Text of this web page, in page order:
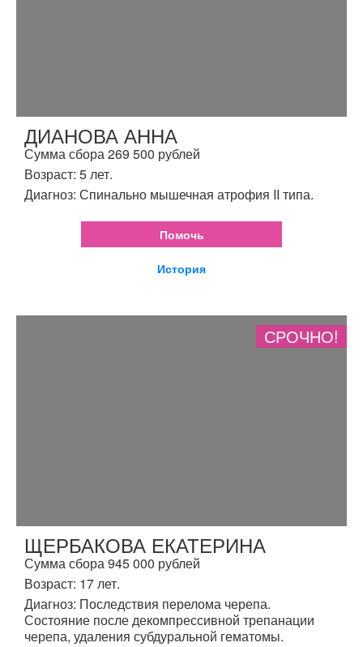
ДИАНОВА АННА
Сумма сбора 269 500 рублей
Возраст: 5 лет.
Диагноз: Спинально мышечная атрофия II типа.
Помочь
История
СРОЧНО!
ЩЕРБАКОВА ЕКАТЕРИНА
Сумма сбора 945 000 рублей
Возраст: 17 лет.
Диагноз: Последствия перелома черепа.
Состояние после декомпрессивной трепанации
черепа, удаления субдуральной гематомы.